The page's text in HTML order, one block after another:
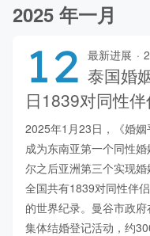
2025 年一月
12 最新进展 ·
泰国婚
日1839对同性
2025年1月23日，《婚
成为东南亚第一个同性
尔之后亚洲第三个实现
全国共有1839对同性伴
的世界纪录。曼谷市政
集体结婚登记活动，约